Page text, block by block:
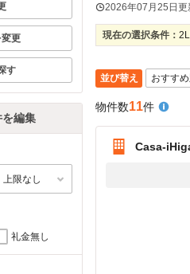
更
す
編集
礼金無し
2026年07月25日更
現在の選択条件：
並び替え
物件数11件
Casa-